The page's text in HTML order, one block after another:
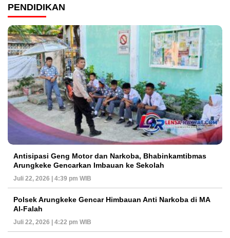
PENDIDIKAN
Antisipasi Geng Motor dan Narkoba, Bhabinkamtibmas
Arungkeke Gencarkan Imbauan ke Sekolah
Juli 22, 2026 | 4:39 pm WIB
Polsek Arungkeke Gencar Himbauan Anti Narkoba di MA
Al-Falah
Juli 22, 2026 | 4:22 pm WIB